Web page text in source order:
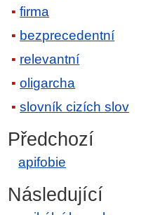
firma
bezprecedentní
relevantní
oligarcha
slovník cizích slov
Předchozí
apifobie
Následující